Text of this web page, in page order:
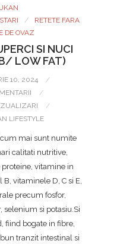
RETETE FARA
DE OVAZ
SI NUCI
LOW FAT)
10, 2024
LIFESTYLE
cum mai sunt numite
calitati nutritive,
vitamine in
vitaminele D, C si E,
precum fosfor,
selenium si potasiu.Si
fiind bogate in fibre,
tranzit intestinal si